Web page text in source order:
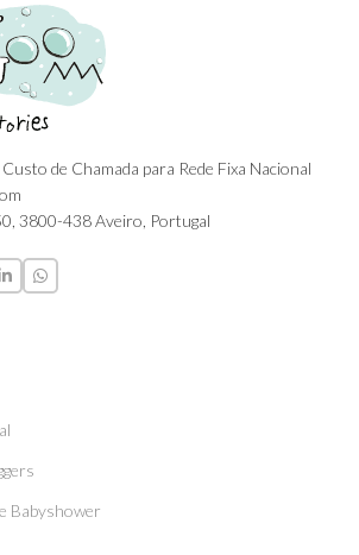
de Chamada para Rede Fixa Nacional
3800-438 Aveiro, Portugal
Babyshower